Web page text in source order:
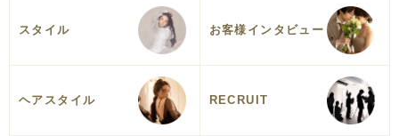
スタイル お客様インタビュー
ヘアスタイル RECRUIT